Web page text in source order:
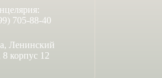
705-88-40
Ленинский
8 корпус 12